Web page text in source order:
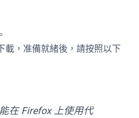
載，准備就緒後，請按照以下
在 Firefox 上使用代